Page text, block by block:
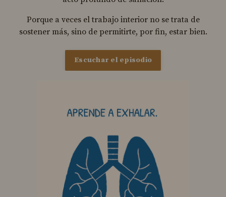
Porque a veces el trabajo interior no se trata de
sostener más, sino de permitirte, por fin, estar bien.
Escuchar el episodio